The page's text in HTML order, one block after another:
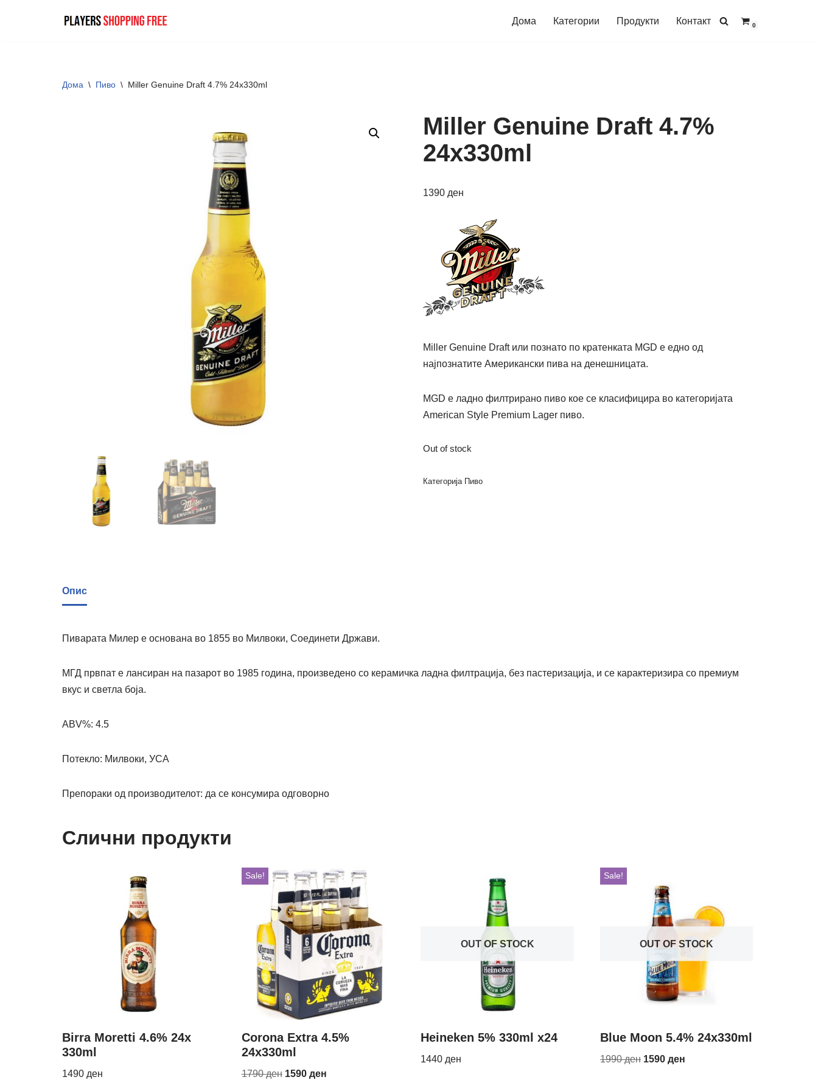
Дома Категории Продукти Контакт 0
Дома \ Пиво \ Miller Genuine Draft 4.7% 24x330ml
Miller Genuine Draft 4.7%
24x330ml
1390 ден
Miller Genuine Draft или познато по кратенката MGD е едно од
најпознатите Американски пива на денешницата.
MGD е ладно филтрирано пиво кое се класифицира во категоријата
American Style Premium Lager пиво.
Out of stock
Категорија Пиво
Опис
Пиварата Милер е основана во 1855 во Милвоки, Соединети Држави.
МГД првпат е лансиран на пазарот во 1985 година, произведено со керамичка ладна филтрација, без пастеризација, и се карактеризира со премиум
вкус и светла боја.
ABV%: 4.5
Потекло: Милвоки, УСА
Препораки од производителот: да се консумира одговорно
Слични продукти
Birra Moretti 4.6% 24x
330ml
1490 ден
Sale!
Corona Extra 4.5%
24x330ml
1790ден 1590 ден
OUT OF STOCK
Heineken 5% 330ml x24
1440 ден
OUT OF STOCK
Sale!
Blue Moon 5.4% 24x330ml
1990ден 1590ден